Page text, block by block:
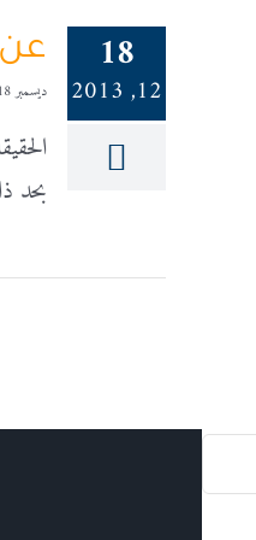
18
12, 2013 ديسمبر 18, 2013
بحد